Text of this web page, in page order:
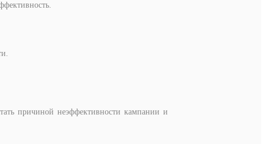
причиной неэффективности кампании и